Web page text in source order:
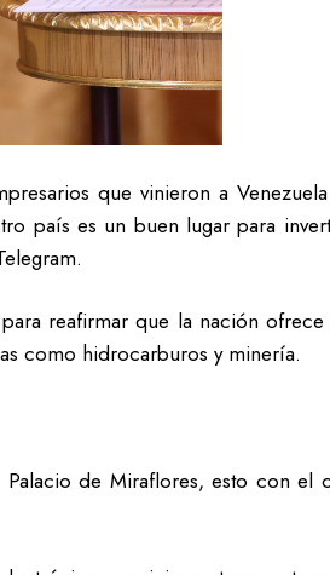
que vinieron a
país es un buen lugar para
reafirmar que la nación ofrece
como hidrocarburos y minería.
de Miraflores, esto con el